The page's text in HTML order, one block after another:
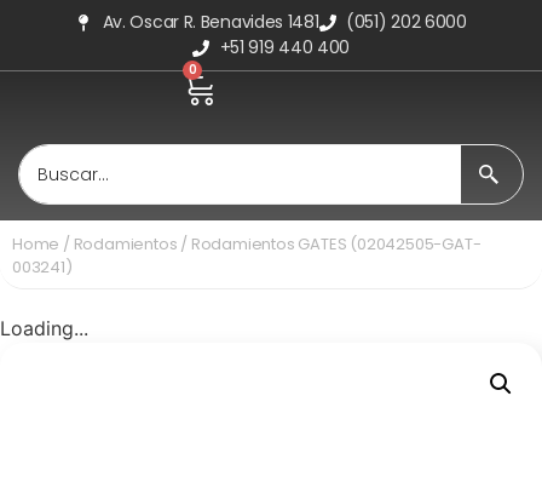
Av. Oscar R. Benavides 1481
(051) 202 6000
+51 919 440 400
0
Home / Rodamientos / Rodamientos GATES (02042505-GAT-
003241)
Loading...